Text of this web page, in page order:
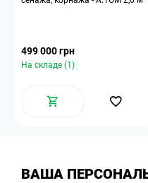
499 000 грн
На складе (1)
ВАША